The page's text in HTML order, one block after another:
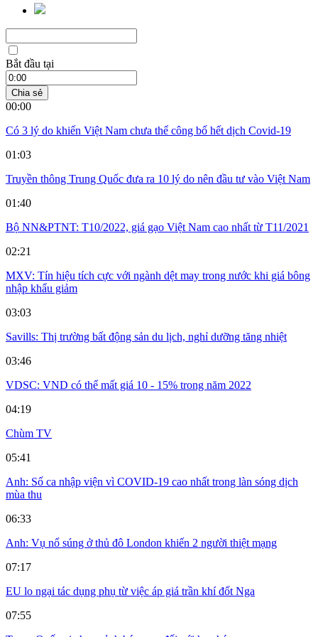
Bắt đầu tại
Chia sẻ
00:00
Có 3 lý do khiến Việt Nam chưa thể công bố hết dịch Covid-19
01:03
Truyền thông Trung Quốc đưa ra 10 lý do nên đầu tư vào Việt Nam
01:40
Bộ NN&PTNT: T10/2022, giá gạo Việt Nam cao nhất từ T11/2021
02:21
MXV: Tín hiệu tích cực với ngành dệt may trong nước khi giá bông
nhập khẩu giảm
03:03
Savills: Thị trường bất động sản du lịch, nghỉ dưỡng tăng nhiệt
03:46
VDSC: VND có thể mất giá 10 - 15% trong năm 2022
04:19
Chùm TV
05:41
Anh: Số ca nhập viện vì COVID-19 cao nhất trong làn sóng dịch
mùa thu
06:33
Anh: Vụ nổ súng ở thủ đô London khiến 2 người thiệt mạng
07:17
EU lo ngại tác dụng phụ từ việc áp giá trần khí đốt Nga
07:55